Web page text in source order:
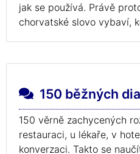
jak se používá. Právě
chorvatské slovo vybaví,
150 běžných
150 věrně zachycených
restauraci, u lékaře, v
konverzaci. Takto se